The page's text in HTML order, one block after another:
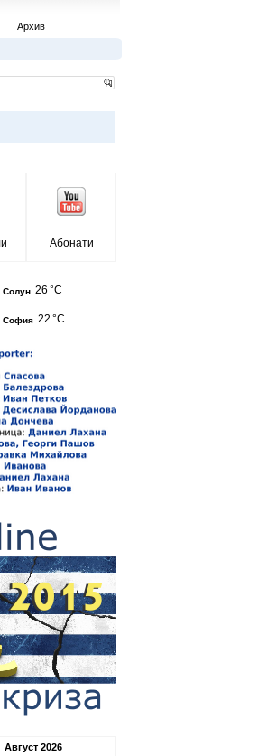
Архив
Абонати
Солун 26 °C
София 22 °C
Август 2026